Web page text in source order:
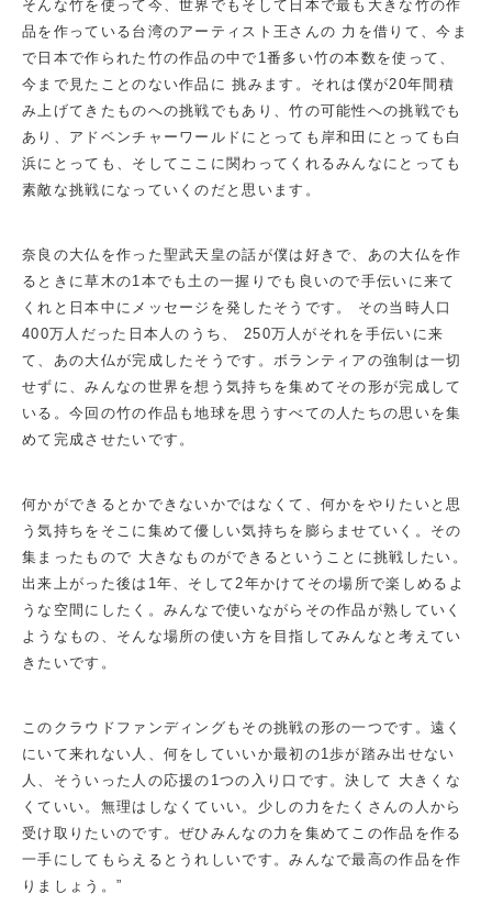
そんな竹を使って今、世界でもそして日本で最も大きな竹の作
品を作っている台湾のアーティスト王さんの 力を借りて、今ま
で日本で作られた竹の作品の中で1番多い竹の本数を使って、
今まで見たことのない作品に 挑みます。それは僕が20年間積
み上げてきたものへの挑戦でもあり、竹の可能性への挑戦でも
あり、アドベンチャーワールドにとっても岸和田にとっても白
浜にとっても、そしてここに関わってくれるみんなにとっても
素敵な挑戦になっていくのだと思います。
奈良の大仏を作った聖武天皇の話が僕は好きで、あの大仏を作
るときに草木の1本でも土の一握りでも良いので手伝いに来て
くれと日本中にメッセージを発したそうです。 その当時人口
400万人だった日本人のうち、 250万人がそれを手伝いに来
て、あの大仏が完成したそうです。ボランティアの強制は一切
せずに、みんなの世界を想う気持ちを集めてその形が完成して
いる。今回の竹の作品も地球を思うすべての人たちの思いを集
めて完成させたいです。
何かができるとかできないかではなくて、何かをやりたいと思
う気持ちをそこに集めて優しい気持ちを膨らませていく。その
集まったもので 大きなものができるということに挑戦したい。
出来上がった後は1年、そして2年かけてその場所で楽しめるよ
うな空間にしたく。みんなで使いながらその作品が熟していく
ようなもの、そんな場所の使い方を目指してみんなと考えてい
きたいです。
このクラウドファンディングもその挑戦の形の一つです。遠く
にいて来れない人、何をしていいか最初の1歩が踏み出せない
人、そういった人の応援の1つの入り口です。決して 大きくな
くていい。無理はしなくていい。少しの力をたくさんの人から
受け取りたいのです。ぜひみんなの力を集めてこの作品を作る
一手にしてもらえるとうれしいです。みんなで最高の作品を作
りましょう。”